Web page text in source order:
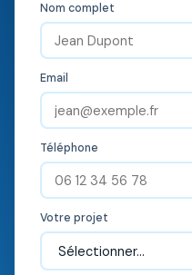
Nom complet
Email
Téléphone
Votre projet